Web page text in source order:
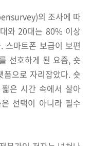
의 조사에 따
와 20대는 80% 이상
스마트폰 보급이 보편
선호하게 된 요즘, 숏
폼으로 자리잡았다. 숏
은 시간 속에서 살아
선택이 아니라 필수